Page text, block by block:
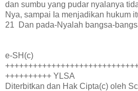
dan sumbu yang pudar nyalanya
Nya, sampai Ia menjadikan hukum
21 Dan pada-Nyalah bangsa-
e-SH(c)
++++++++++ YLSA
Diterbitkan dan Hak Cipta(c) oleh